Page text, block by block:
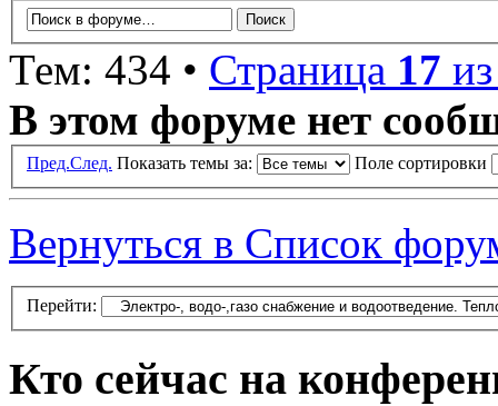
Тем: 434 • Страница 17
В этом форуме нет
Пред.След. Показать темы за: Поле сортировки
Вернуться в Список
Перейти:
Кто сейчас на